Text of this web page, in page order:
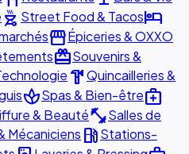
outdoor_grill Street Food & Tacoshotel
storefrontÉpiceries & OXXO
redeemSouvenirs &
hardwareQuincailleries &
spaSpas & Bien-êtremedical_services
& Beautéfitness_centerSalles de
Mécaniciens local_gas_stationStations-